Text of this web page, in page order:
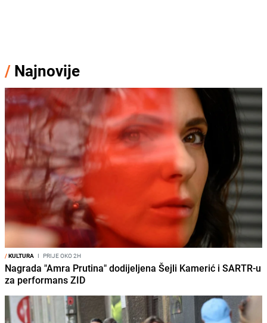
/ Najnovije
/KULTURA I PRIJE OKO 2H
Nagrada "Amra Prutina" dodijeljena Šejli Kamerić i SARTR-u
za performans ZID